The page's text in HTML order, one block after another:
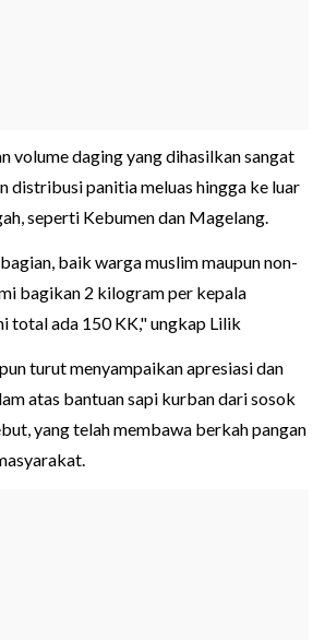
volume daging yang dihasilkan sangat
distribusi panitia meluas hingga ke luar
seperti Kebumen dan Magelang.
baik warga muslim maupun non-
bagikan 2 kilogram per kepala
total ada 150 KK," ungkap Lilik
turut menyampaikan apresiasi dan
atas bantuan sapi kurban dari sosok
yang telah membawa berkah pangan